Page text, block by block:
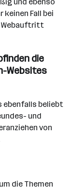
keinen Fall bei
Webauftritt
die
Websites
ebenfalls beliebt
und
von
die Themen